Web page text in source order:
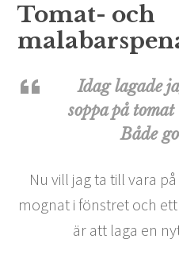
Tomat- och
Idag lagade
soppa på
Både
Nu vill jag ta till vara
mognat i fönstret och
är att laga en